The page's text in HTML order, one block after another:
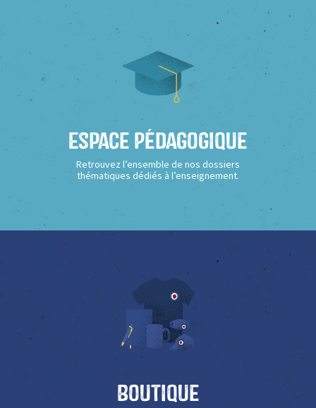
Espace Pédagogique
Retrouvez l’ensemble de nos dossiers
thématiques dédiés à l’enseignement.
Boutique